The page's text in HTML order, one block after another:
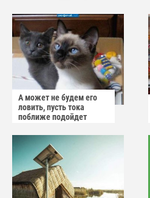
А может не будем его
ловить, пусть тока
поближе подойдет